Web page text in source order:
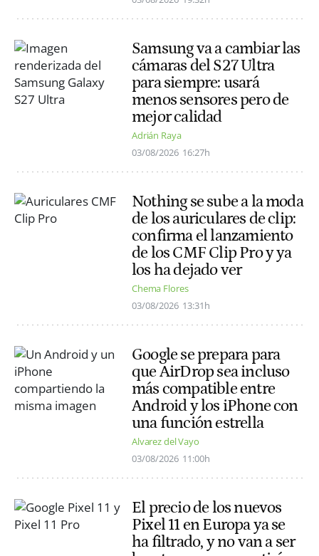
Samsung va a cambiar las
cámaras del S27 Ultra
para siempre: usará
menos sensores pero de
mejor calidad
Adrián Raya
03/08/2026 16:27h
Nothing se sube a la moda
de los auriculares de clip:
confirma el lanzamiento
de los CMF Clip Pro y ya
los ha dejado ver
Chema Flores
03/08/2026 13:31h
Google se prepara para
que AirDrop sea incluso
más compatible entre
Android y los iPhone con
una función estrella
Alvarez del Vayo
03/08/2026 11:00h
El precio de los nuevos
Pixel 11 en Europa ya se
ha filtrado, y no van a ser